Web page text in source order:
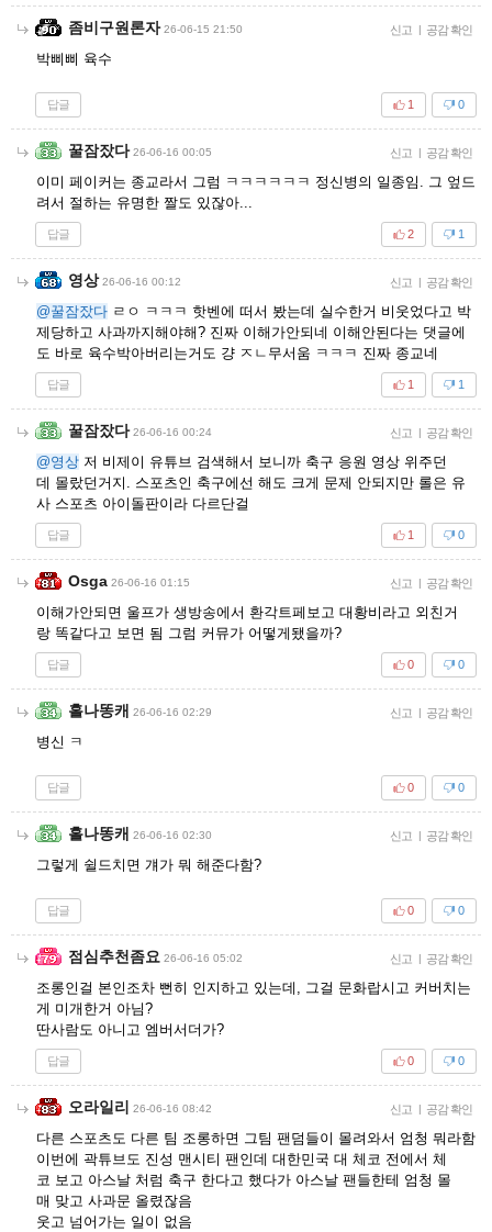
좀비구원론자 26-06-15 21:50 신고 | 공감 확인
박삐삐 육수
답글 0
1
꿀잠잤다 26-06-16 00:05 신고 | 공감 확인
이미 페이커는 종교라서 그럼 ㅋㅋㅋㅋㅋㅋ 정신병의 일종임. 그 엎드
려서 절하는 유명한 짤도 있잖아...
답글 1
2
영상 26-06-16 00:12 신고 | 공감 확인
@꿀잠잤다 ㄹㅇ ㅋㅋㅋ 핫벤에 떠서 봤는데 실수한거 비웃었다고 박
제당하고 사과까지해야해? 진짜 이해가안되네 이해안된다는 댓글에
도 바로 육수박아버리는거도 걍 ㅈㄴ무서움 ㅋㅋㅋ 진짜 종교네
답글 1
1
꿀잠잤다 26-06-16 00:24 신고 | 공감 확인
@영상 저 비제이 유튜브 검색해서 보니까 축구 응원 영상 위주던
데 몰랐던거지. 스포츠인 축구에선 해도 크게 문제 안되지만 롤은 유
사 스포츠 아이돌판이라 다르단걸
답글 0
1
Osga 26-06-16 01:15 신고 | 공감 확인
이해가안되면 울프가 생방송에서 환각트페보고 대황비라고 외친거
랑 똑같다고 보면 됨 그럼 커뮤가 어떻게됐을까?
답글 0
0
홀나똥캐 26-06-16 02:29 신고 | 공감 확인
병신 ㅋ
답글 0
0
홀나똥캐 26-06-16 02:30 신고 | 공감 확인
그렇게 쉴드치면 걔가 뭐 해준다함?
답글 0
0
점심추천좀요 26-06-16 05:02 신고 | 공감 확인
조롱인걸 본인조차 뻔히 인지하고 있는데, 그걸 문화랍시고 커버치는
게 미개한거 아님?
딴사람도 아니고 엠버서더가?
답글 0
0
오라일리 26-06-16 08:42 신고 | 공감 확인
다른 스포츠도 다른 팀 조롱하면 그팀 팬덤들이 몰려와서 엄청 뭐라함
이번에 곽튜브도 진성 맨시티 팬인데 대한민국 대 체코 전에서 체
코 보고 아스날 처럼 축구 한다고 했다가 아스날 팬들한테 엄청 몰
매 맞고 사과문 올렸잖음
웃고 넘어가는 일이 없음